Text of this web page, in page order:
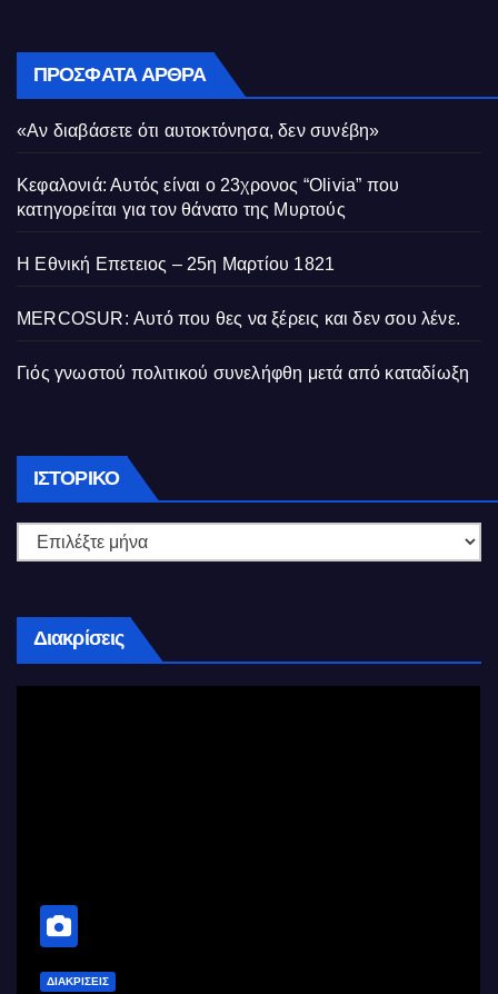
ΠΡΌΣΦΑΤΑ ΆΡΘΡΑ
«Αν διαβάσετε ότι αυτοκτόνησα, δεν συνέβη»
Κεφαλονιά: Αυτός είναι ο 23χρονος “Olivia” που
κατηγορείται για τον θάνατο της Μυρτούς
Η Εθνική Επετειος – 25η Μαρτίου 1821
MERCOSUR: Αυτό που θες να ξέρεις και δεν σου λένε.
Γιός γνωστού πολιτικού συνελήφθη μετά από καταδίωξη
ΙΣΤΟΡΙΚΌ Ιστορικό
Διακρίσεις
ΔΙΑΚΡΊΣΕΙΣ